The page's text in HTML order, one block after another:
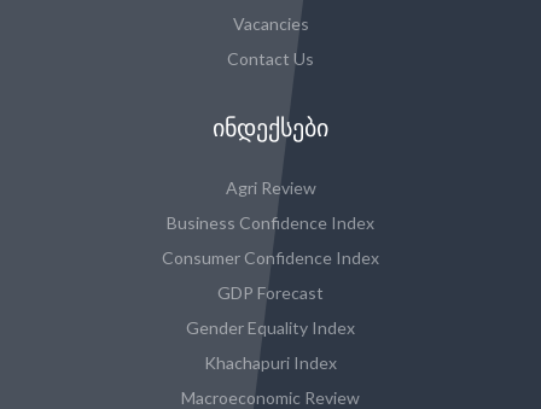
Vacancies
Contact Us
ᲘᲜᲓᲔᲥᲡᲔᲑᲘ
Agri Review
Business Confidence Index
Consumer Confidence Index
GDP Forecast
Gender Equality Index
Khachapuri Index
Macroeconomic Review